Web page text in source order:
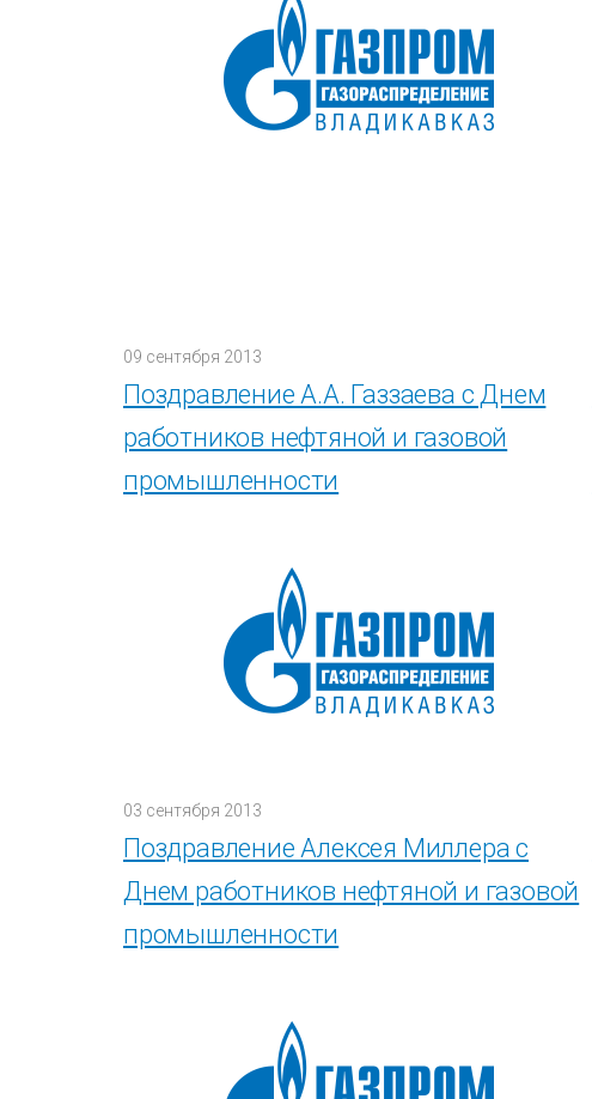
09 сентября 2013
Поздравление А.А. Газзаева с Днем
работников нефтяной и газовой
промышленности
03 сентября 2013
Поздравление Алексея Миллера с
Днем работников нефтяной и газовой
промышленности